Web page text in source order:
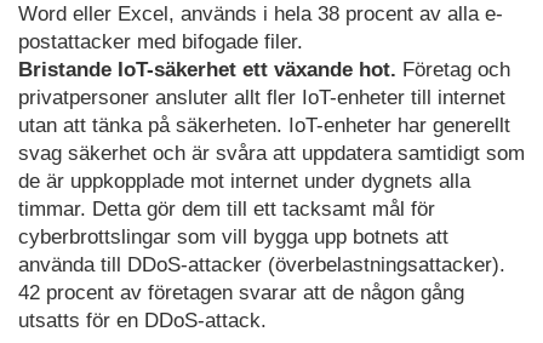
Word eller Excel, används i hela 38 procent av alla e-
postattacker med bifogade filer.
Bristande IoT-säkerhet ett växande hot. Företag och
privatpersoner ansluter allt fler IoT-enheter till internet
utan att tänka på säkerheten. IoT-enheter har generellt
svag säkerhet och är svåra att uppdatera samtidigt som
de är uppkopplade mot internet under dygnets alla
timmar. Detta gör dem till ett tacksamt mål för
cyberbrottslingar som vill bygga upp botnets att
använda till DDoS-attacker (överbelastningsattacker).
42 procent av företagen svarar att de någon gång
utsatts för en DDoS-attack.